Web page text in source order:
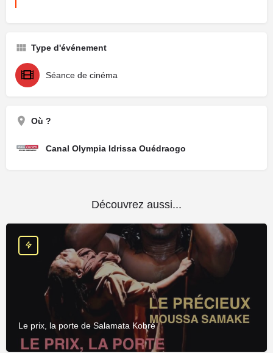
Type d'événement
Séance de cinéma
Où ?
Canal Olympia Idrissa Ouédraogo
Découvrez aussi...
Le prix, la porte de Salamata Kobré